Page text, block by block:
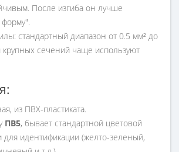
После изгиба он лучше
форму".
стандартный диапазон от 0.5 мм² до
крупных сечений чаще используют
из ПВХ-пластиката.
ПВ5, бывает стандартной цветовой
для идентификации (желто-зеленый,